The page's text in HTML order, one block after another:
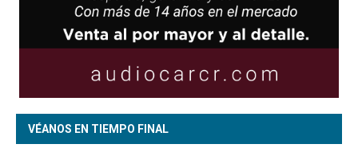
VÉANOS EN TIEMPO FINAL